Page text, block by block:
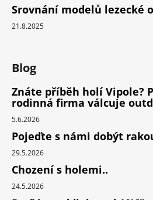
Srovnání modelů lezecké
21.8.2025
Blog
Znáte příběh holí Vipole?
rodinná firma válcuje
5.6.2026
Pojeďte s námi dobýt
29.5.2026
Chození s holemi..
24.5.2026